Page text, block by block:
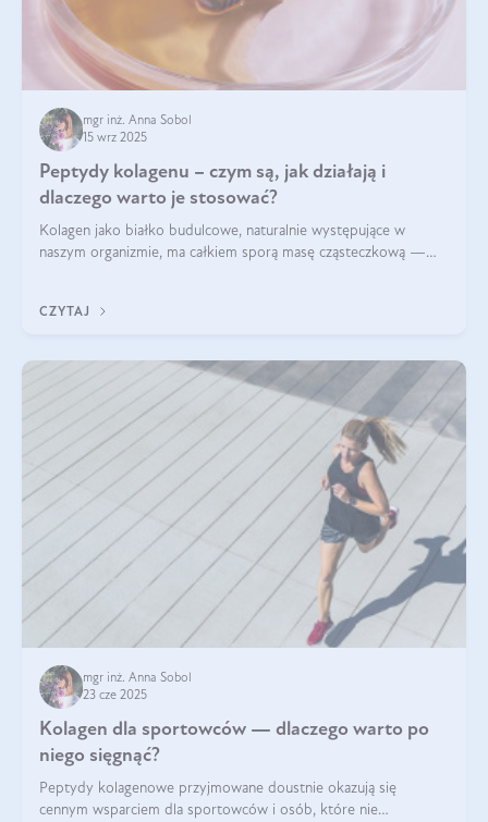
mgr inż. Anna Sobol
15 wrz 2025
Peptydy kolagenu – czym są, jak działają i
dlaczego warto je stosować?
Kolagen jako białko budulcowe, naturalnie występujące w
naszym organizmie, ma całkiem sporą masę cząsteczkową —
bardziej biodostępny
CZYTAJ
mgr inż. Anna Sobol
23 cze 2025
Kolagen dla sportowców — dlaczego warto po
niego sięgnąć?
Peptydy kolagenowe przyjmowane doustnie okazują się
cennym wsparciem dla sportowców i osób, które nie